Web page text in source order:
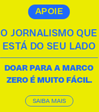
APOIE
O JORNALISMO QUE
ESTÁ DO SEU LADO
DOAR PARA A MARCO
ZERO É MUITO FÁCIL.
SAIBA MAIS